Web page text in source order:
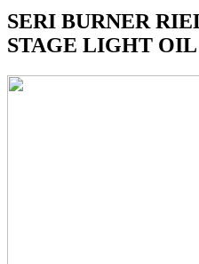
SERI BURNER
STAGE LIGHT